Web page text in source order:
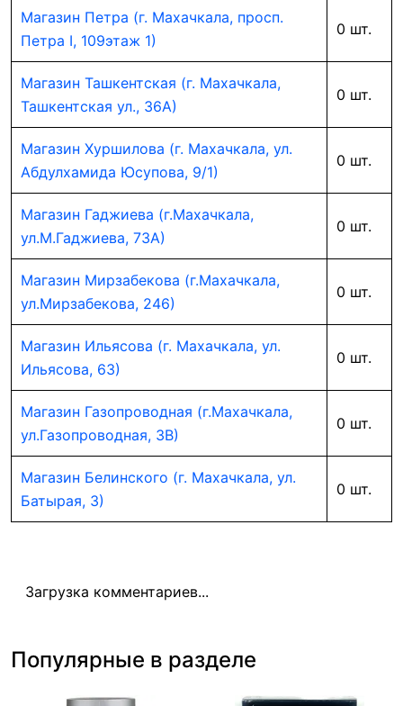
Магазин Петра (г. Махачкала, просп.
Петра I, 109этаж 1)
0 шт.
Магазин Ташкентская (г. Махачкала,
Ташкентская ул., 36А)
0 шт.
Магазин Хуршилова (г. Махачкала, ул.
Абдулхамида Юсупова, 9/1)
0 шт.
Магазин Гаджиева (г.Махачкала,
ул.М.Гаджиева, 73А)
0 шт.
Магазин Мирзабекова (г.Махачкала,
ул.Мирзабекова, 246)
0 шт.
Магазин Ильясова (г. Махачкала, ул.
Ильясова, 63)
0 шт.
Магазин Газопроводная (г.Махачкала,
ул.Газопроводная, 3В)
0 шт.
Магазин Белинского (г. Махачкала, ул.
Батырая, 3)
0 шт.
Загрузка комментариев...
Популярные в разделе